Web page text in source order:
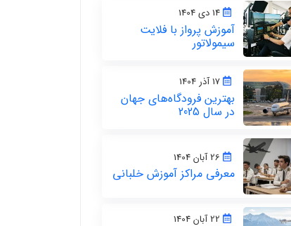
14 دی 1404
آموزش پرواز با فلایت
سیمولاتور
17 آذر 1404
بهترین فرودگاه‌های جهان
در سال 2025
معرفی مراکز آموزش خلبانی